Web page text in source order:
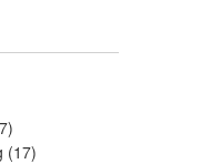
(17)